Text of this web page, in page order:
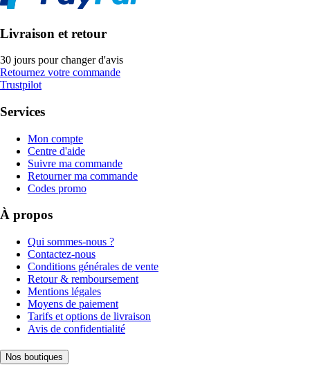
Livraison et retour
30 jours pour changer d'avis
Retournez votre commande
Trustpilot
Services
Mon compte
Centre d'aide
Suivre ma commande
Retourner ma commande
Codes promo
À propos
Qui sommes-nous ?
Contactez-nous
Conditions générales de vente
Retour & remboursement
Mentions légales
Moyens de paiement
Tarifs et options de livraison
Avis de confidentialité
Nos boutiques